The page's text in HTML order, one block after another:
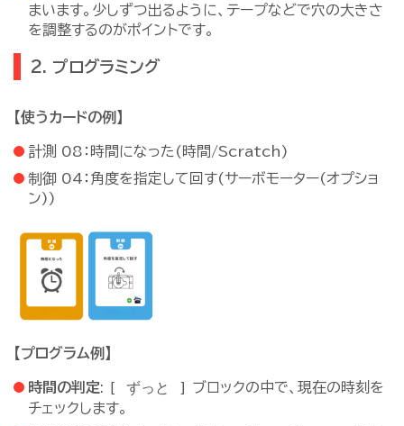
まいます。少しずつ出るように、テープなどで穴の大きさ
を調整するのがポイントです。
2. プログラミング
【使うカードの例】
計測 08：時間になった(時間/Scratch)
制御 04：角度を指定して回す(サーボモーター(オプショ
ン))
【プログラム例】
時間の判定: [ ずっと ]
ブロックの中で、現在の時刻を
チェックします。